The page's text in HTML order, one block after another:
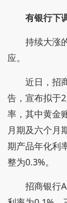
有银行下
持续大涨
应。
近日，招
告，宣布拟于
率，其中黄金
月期及六个月
期产品年化利
整为0.3%。
招商银行